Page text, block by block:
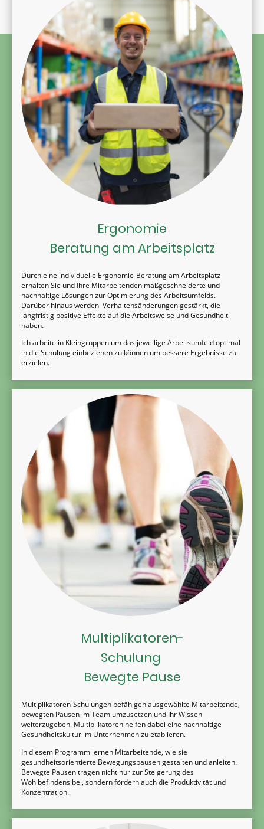
Ergonomie
Beratung am Arbeitsplatz
Durch eine individuelle Ergonomie-Beratung am Arbeitsplatz
erhalten Sie und Ihre Mitarbeitenden maßgeschneiderte und
nachhaltige Lösungen zur Optimierung des Arbeitsumfelds.
Darüber hinaus werden Verhaltensänderungen gestärkt, die
langfristig positive Effekte auf die Arbeitsweise und Gesundheit
haben.
Ich arbeite in Kleingruppen um das jeweilige Arbeitsumfeld optimal
in die Schulung einbeziehen zu können um bessere Ergebnisse zu
erzielen.
Multiplikatoren-
Schulung
Bewegte Pause
Multiplikatoren-Schulungen befähigen ausgewählte Mitarbeitende,
bewegten Pausen im Team umzusetzen und Ihr Wissen
weiterzugeben. Multiplikatoren helfen dabei eine nachhaltige
Gesundheitskultur im Unternehmen zu etablieren.
In diesem Programm lernen Mitarbeitende, wie sie
gesundheitsorientierte Bewegungspausen gestalten und anleiten.
Bewegte Pausen tragen nicht nur zur Steigerung des
Wohlbefindens bei, sondern fördern auch die Produktivität und
Konzentration.